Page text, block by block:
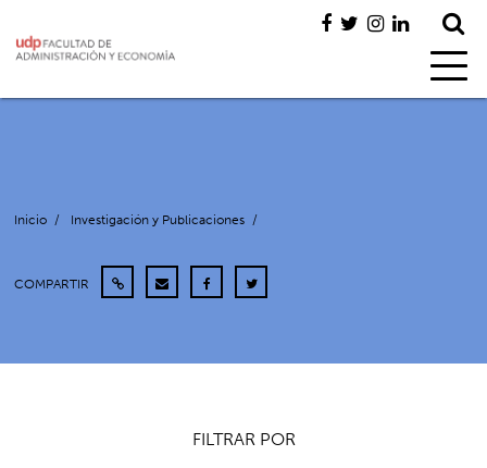
Inicio / Investigación y Publicaciones /
COMPARTIR
FILTRAR POR